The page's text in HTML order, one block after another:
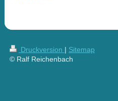
Druckversion | Sitemap
© Ralf Reichenbach